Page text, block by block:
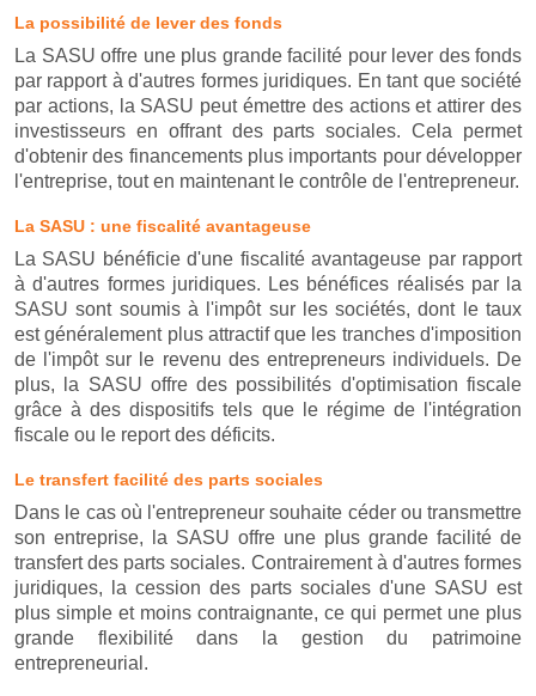
La possibilité de lever des fonds
La SASU offre une plus grande facilité pour lever des fonds
par rapport à d'autres formes juridiques. En tant que société
par actions, la SASU peut émettre des actions et attirer des
investisseurs en offrant des parts sociales. Cela permet
d'obtenir des financements plus importants pour développer
l'entreprise, tout en maintenant le contrôle de l'entrepreneur.
La SASU : une fiscalité avantageuse
La SASU bénéficie d'une fiscalité avantageuse par rapport
à d'autres formes juridiques. Les bénéfices réalisés par la
SASU sont soumis à l'impôt sur les sociétés, dont le taux
est généralement plus attractif que les tranches d'imposition
de l'impôt sur le revenu des entrepreneurs individuels. De
plus, la SASU offre des possibilités d'optimisation fiscale
grâce à des dispositifs tels que le régime de l'intégration
fiscale ou le report des déficits.
Le transfert facilité des parts sociales
Dans le cas où l'entrepreneur souhaite céder ou transmettre
son entreprise, la SASU offre une plus grande facilité de
transfert des parts sociales. Contrairement à d'autres formes
juridiques, la cession des parts sociales d'une SASU est
plus simple et moins contraignante, ce qui permet une plus
grande flexibilité dans la gestion du patrimoine
entrepreneurial.